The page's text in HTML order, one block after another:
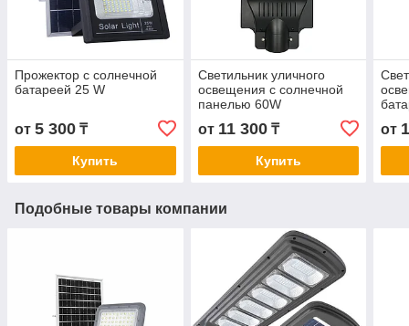
Прожектор с солнечной
батареей 25 W
от 5 300 ₸
Купить
Светильник уличного
освещения с солнечной
панелью 60W
от 11 300₸
Купить
от
Подобные товары компании